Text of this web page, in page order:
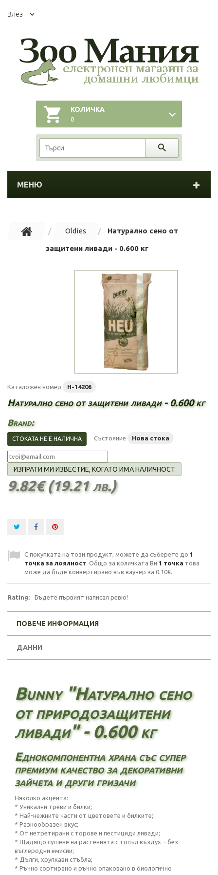
Влез
КОЛИЧКА
0
МЕНЮ
Oldies Натурално сено от
защитени ливади - 0.600 кг
Каталожен номер H-14206
Натурално сено от защитени ливади - 0.600 кг
Brand:
СТОКАТА НЕ Е НАЛИЧНА Състояние Нова стока
ИЗПРАТИ МИ ИЗВЕСТИЕ, КОГАТО ИМА НАЛИЧНОСТ
9.82€ (19.21 лв.)
С покупката на този продукт, можете да съберете до 1
точка за лоялност. Общо за количката Ви 1 точка това
може да бъде конвертирано във ваучер за 0.10€.
Rating: Бъдете първият написал ревю!
ПОВЕЧЕ ИНФОРМАЦИЯ
ДАННИ
Bunny "Натурално сено
от природозащитени
ливади" - 0.600 кг
Еднокомпонентна храна със супер
премиум качество за декоративни
зайчета и други гризачи
Няколко акцента:
* Уникални треви и билки;
* Най-нежните части от цветовете и билките;
* Разнообразен вкус;
* От нетретирани с торове и пестициди ливади;
* Щадящо сушене на растенията с топъл въздух – без
въглеродни емисии;
* Дълги, хрупкави стъбла;
* Ръчно сортирано и ръчно опаковано в биологично